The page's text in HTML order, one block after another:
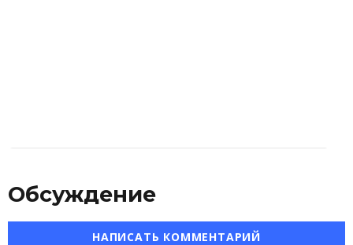
Обсуждение
НАПИСАТЬ КОММЕНТАРИЙ